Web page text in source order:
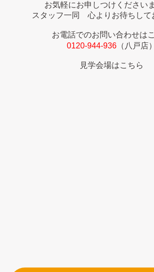
お気軽にお申しつけください
スタッフ一同 心よりお待ちして
お電話でのお問い合わせは
0120-944-936 （八戸店）
見学会場はこちら